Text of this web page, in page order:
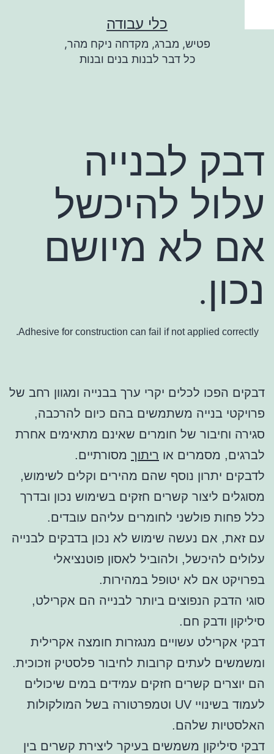
לתוכן
כלי עבודה
פטיש, מברג, מקדחה ניקח מהר,
כל דבר לבנות בנים ובנות
דבק לבנייה
עלול להיכשל
אם לא מיושם
נכון.
Adhesive for construction can fail if not applied correctly.
דבקים הפכו לכלים יקרי ערך בבנייה ומגוון רחב של
פרויקטי בנייה משתמשים בהם כיום להרכבה,
סגירה וחיבור של חומרים שאינם מתאימים אחרת
לברגים, מסמרים או ריתוך מסורתיים.
לדבקים יתרון נוסף שהם מהירים וקלים לשימוש,
מסוגלים ליצור קשרים חזקים בשימוש נכון ובדרך
כלל פחות פולשני לחומרים עליהם עובדים.
עם זאת, אם נעשה שימוש לא נכון בדבקים לבנייה
עלולים להיכשל, ולהוביל לאסון פוטנציאלי
בפרויקט אם לא יטופל במהירות.
סוגי הדבק הנפוצים ביותר לבנייה הם אקרילט,
סיליקון ודבק חם.
דבקי אקרילט עשויים מנגזרות חומצה אקרילית
ומשמשים לעתים קרובות לחיבור פלסטיק וזכוכית.
הם יוצרים קשרים חזקים עמידים במים שיכולים
לעמוד בשינויי UV וטמפרטורה בשל המולקולות
האלסטיות שלהם.
דבקי סיליקון משמשים בעיקר ליצירת קשרים בין